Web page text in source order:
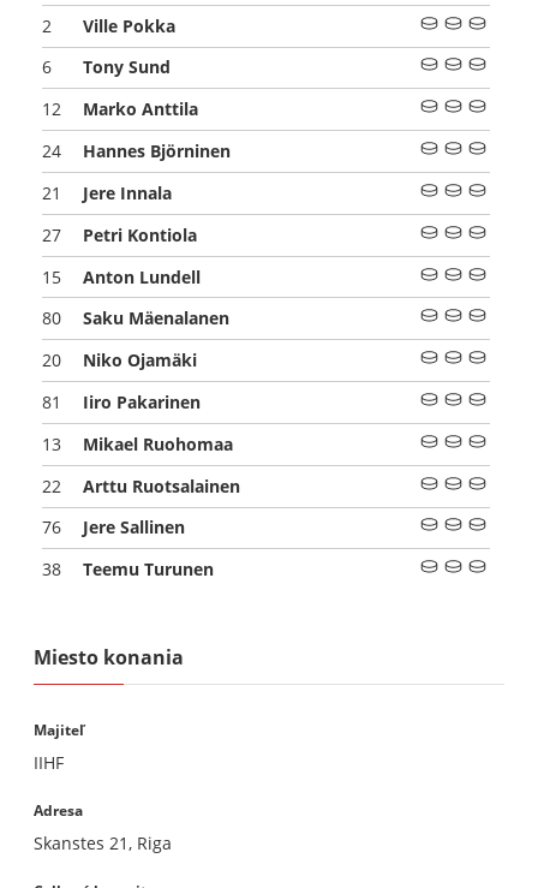
2 Ville Pokka
6 Tony Sund
12 Marko Anttila
24 Hannes Björninen
21 Jere Innala
27 Petri Kontiola
15 Anton Lundell
80 Saku Mäenalanen
20 Niko Ojamäki
81 Iiro Pakarinen
13 Mikael Ruohomaa
22 Arttu Ruotsalainen
76 Jere Sallinen
38 Teemu Turunen
Miesto konania
Majiteľ
IIHF
Adresa
Skanstes 21, Riga